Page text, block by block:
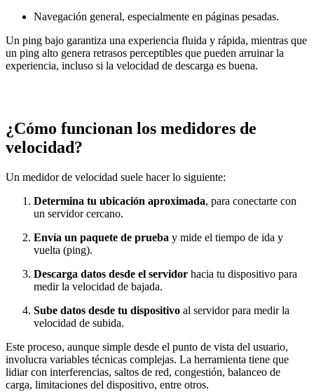
Navegación general, especialmente en páginas pesadas.
Un ping bajo garantiza una experiencia fluida y rápida, mientras que
un ping alto genera retrasos perceptibles que pueden arruinar la
experiencia, incluso si la velocidad de descarga es buena.
¿Cómo funcionan los medidores de
velocidad?
Un medidor de velocidad suele hacer lo siguiente:
Determina tu ubicación aproximada, para conectarte con
un servidor cercano.
Envía un paquete de prueba y mide el tiempo de ida y
vuelta (ping).
Descarga datos desde el servidor hacia tu dispositivo para
medir la velocidad de bajada.
Sube datos desde tu dispositivo al servidor para medir la
velocidad de subida.
Este proceso, aunque simple desde el punto de vista del usuario,
involucra variables técnicas complejas. La herramienta tiene que
lidiar con interferencias, saltos de red, congestión, balanceo de
carga, limitaciones del dispositivo, entre otros.